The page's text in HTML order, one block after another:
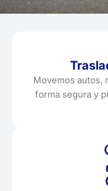
Movemos autos,
forma segura y